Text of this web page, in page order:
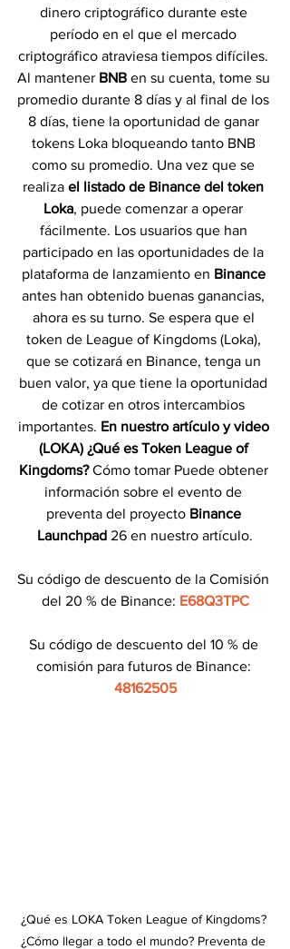
dinero criptográfico durante este
período en el que el mercado
criptográfico atraviesa tiempos difíciles.
Al mantener BNB en su cuenta, tome su
promedio durante 8 días y al final de los
8 días, tiene la oportunidad de ganar
tokens Loka bloqueando tanto BNB
como su promedio. Una vez que se
realiza el listado de Binance del token
Loka, puede comenzar a operar
fácilmente. Los usuarios que han
participado en las oportunidades de la
plataforma de lanzamiento en Binance
antes han obtenido buenas ganancias,
ahora es su turno. Se espera que el
token de League of Kingdoms (Loka),
que se cotizará en Binance, tenga un
buen valor, ya que tiene la oportunidad
de cotizar en otros intercambios
importantes. En nuestro artículo y video
(LOKA) ¿Qué es Token League of
Kingdoms? Cómo tomar Puede obtener
información sobre el evento de
preventa del proyecto Binance
Launchpad 26 en nuestro artículo.
Su código de descuento de la Comisión
del 20 % de Binance: E68Q3TPC
Su código de descuento del 10 % de
comisión para futuros de Binance:
48162505
¿Qué es LOKA Token League of Kingdoms?
¿Cómo llegar a todo el mundo? Preventa de